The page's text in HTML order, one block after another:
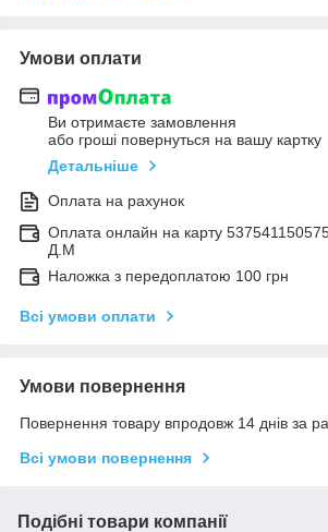
Умови оплати
Ви отримаєте замовлення
або гроші повернуться на вашу картку
Детальніше
Оплата на рахунок
Оплата онлайн на карту
Д.М
Наложка з передоплатою 100 грн
Всі умови оплати
Умови повернення
Повернення товару впродовж 14 днів за
Всі умови повернення
Подібні товари компанії